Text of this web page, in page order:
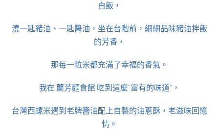
白飯，
澆一匙豬油、一匙醬油，坐在台階前，細細品味豬油拌飯
的芳香，
那每一粒米都充滿了幸福的香氣。
我在 蘭芳麵食館 吃到這麼“富有的味道”，
台灣西螺米遇到老牌醬油配上自製的油蔥酥，老滋味回憶
情。